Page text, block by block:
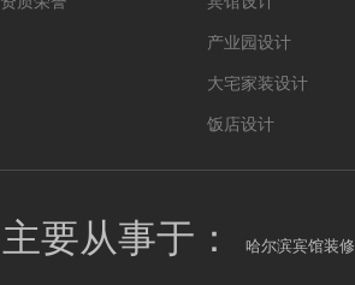
产业园设计
大宅家装设计
饭店设计
主要从事于： 哈尔滨宾馆装修